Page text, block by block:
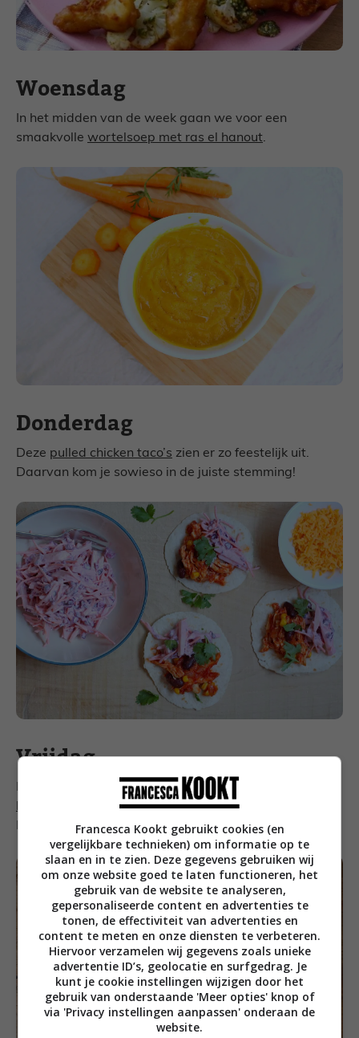
Woensdag
In het midden van de week gaan we voor een
smaakvolle wortelsoep met ras el hanout.
Donderdag
Deze pulled chicken taco’s zien er zo feestelijk uit.
Daarvan kom je sowieso in de juiste stemming!
Vrijdag
En op vrijdag genieten we van deze frisse
biefstuksalade met babyspinazie en citrusdressing
Beetje balans tussendoor kan geen kwaad.
Francesca Kookt gebruikt cookies (en
vergelijkbare technieken) om informatie op te
slaan en in te zien. Deze gegevens gebruiken wij
om onze website goed te laten functioneren, het
gebruik van de website te analyseren,
gepersonaliseerde content en advertenties te
tonen, de effectiviteit van advertenties en
content te meten en onze diensten te verbeteren.
Hiervoor verzamelen wij gegevens zoals unieke
advertentie ID’s, geolocatie en surfgedrag. Je
kunt je cookie instellingen wijzigen door het
gebruik van onderstaande 'Meer opties' knop of
via 'Privacy instellingen aanpassen' onderaan de
website.